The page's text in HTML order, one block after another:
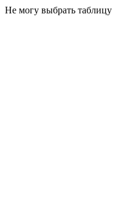
Не могу выбрать таблицу